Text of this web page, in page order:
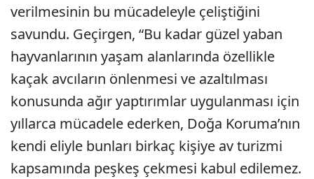
verilmesinin bu mücadeleyle çeliştiğini
savundu. Geçirgen, “Bu kadar güzel yaban
hayvanlarının yaşam alanlarında özellikle
kaçak avcıların önlenmesi ve azaltılması
konusunda ağır yaptırımlar uygulanması için
yıllarca mücadele ederken, Doğa Koruma’nın
kendi eliyle bunları birkaç kişiye av turizmi
kapsamında peşkeş çekmesi kabul edilemez.